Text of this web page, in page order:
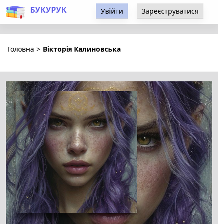
БУКУРУК Увійти Зареєструватися
Головна > Вікторія Калиновська